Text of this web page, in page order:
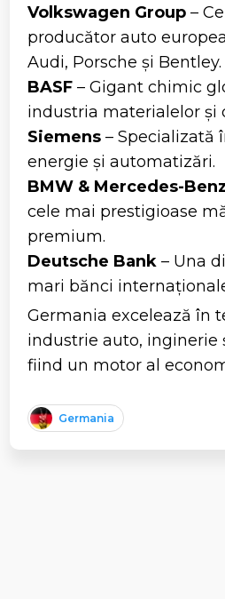
Volkswagen Group –
producător auto
Audi, Porsche și Bentley.
BASF – Gigant chimic
industria materialelor și
Siemens – Specializată
energie și automatizări.
BMW & Mercedes-Benz
cele mai prestigioase
premium.
Deutsche Bank – Una
mari bănci
Germania excelează în
industrie auto, inginerie
fiind un motor al
Germania